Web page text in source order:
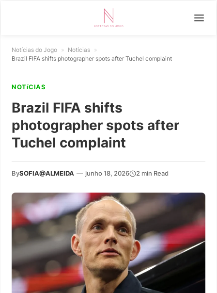
Notícias do Jogo » Notícias »
Brazil FIFA shifts photographer spots after Tuchel complaint
NOTíCIAS
Brazil FIFA shifts
photographer spots after
Tuchel complaint
BySOFIA@ALMEIDA — junho 18, 2026 2 min Read